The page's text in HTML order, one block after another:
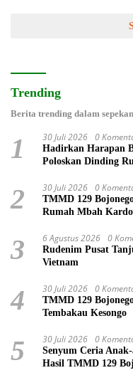
Trending
Berita trending dalam
1 30 Juli 2026 0
Hadirkan Harapan
Poloskan Dinding
2 30 Juli 2026 0
TMMD 129
Rumah Mbah Kardo
3 6 Agustus 2026 0
Rudenim Pusat
Vietnam
4 30 Juli 2026 0
TMMD 129
Tembakau Kesongo
5 30 Juli 2026 0
Senyum Ceria
Hasil TMMD 129